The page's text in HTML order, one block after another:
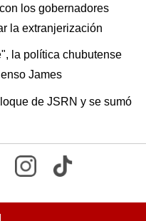
los gobernadores
la extranjerización
la política chubutense
James
de JSRN y se sumó